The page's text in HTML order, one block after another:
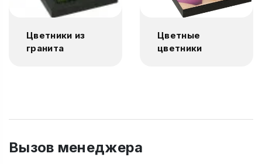
Цветники из
гранита
Цветные
цветники
Вызов менеджера